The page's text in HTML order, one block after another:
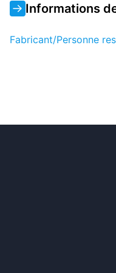
Informations
Fabricant/Personne